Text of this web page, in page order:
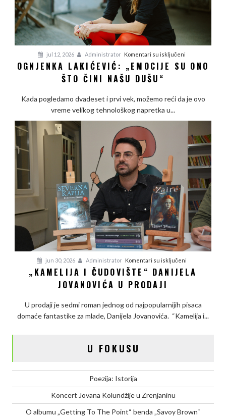
jul 12, 2026 Administrator Komentari su isključenina
Ognjenka
su
što
našu
dušu“
OGNJENKA LAKIĆEVIĆ: „EMOCIJE SU ONO
ŠTO ČINI NAŠU DUŠU“
Kada pogledamo dvadeset i prvi vek, možemo reći da je ovo
vreme velikog tehnološkog napretka u...
jun 30, 2026 Administrator Komentari su isključenina
„Kamelija
Danijela
Jovanovića
„KAMELIJA I ČUDOVIŠTE“ DANIJELA
JOVANOVIĆA U PRODAJI
U prodaji je sedmi roman jednog od najpopularnijih pisaca
domaće fantastike za mlade, Danijela Jovanovića. “Kamelija i...
U FOKUSU
Poezija: Istorija
Koncert Jovana Kolundžije u Zrenjaninu
O albumu „Getting To The Point“ benda „Savoy Brown“